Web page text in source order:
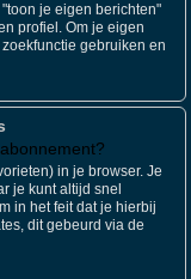
je eigen berichten"
profiel. Om je eigen
gebruiken en
in je browser. Je
je kunt altijd snel
in het feit dat je hierbij
dit gebeurd via de